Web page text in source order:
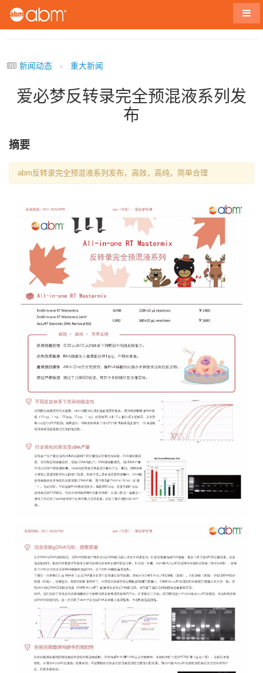
导
新闻动态 重大新闻
爱必梦反转录完全预混液系列发
布
摘要
abm反转录完全预混液系列发布，高效，高纯，简单合理